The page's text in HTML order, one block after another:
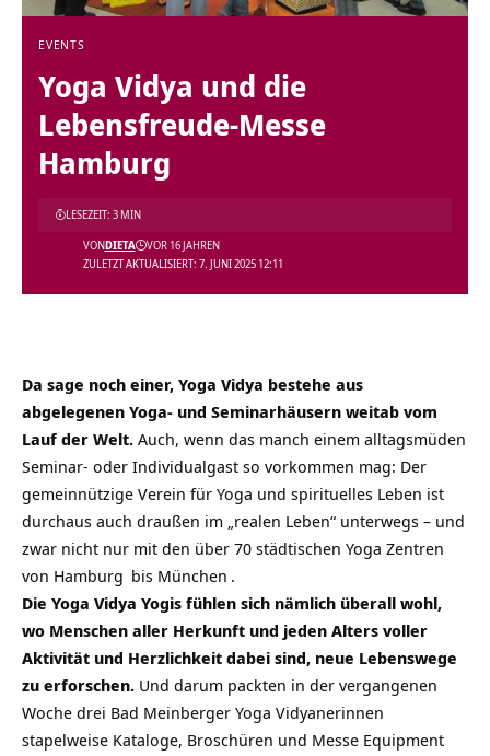
EVENTS
Yoga Vidya und die
Lebensfreude-Messe
Hamburg
ZULETZT AKTUALISIERT: 7. JUNI 2025 12:11
VONDIETA VOR 16 JAHREN
LESEZEIT: 3 MIN
Da sage noch einer, Yoga Vidya bestehe aus
abgelegenen Yoga- und Seminarhäusern weitab vom
Lauf der Welt. Auch, wenn das manch einem alltagsmüden
Seminar- oder Individualgast so vorkommen mag: Der
gemeinnützige Verein für Yoga und spirituelles Leben ist
durchaus auch draußen im „realen Leben“ unterwegs – und
zwar nicht nur mit den über 70 städtischen Yoga Zentren
von Hamburg bis München .
Die Yoga Vidya Yogis fühlen sich nämlich überall wohl,
wo Menschen aller Herkunft und jeden Alters voller
Aktivität und Herzlichkeit dabei sind, neue Lebenswege
zu erforschen. Und darum packten in der vergangenen
Woche drei Bad Meinberger Yoga Vidyanerinnen
stapelweise Kataloge, Broschüren und Messe Equipment